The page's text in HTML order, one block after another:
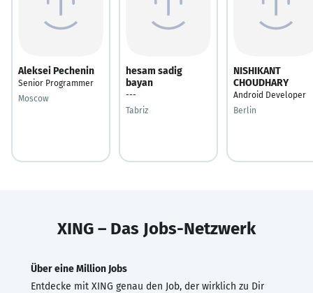
Aleksei Pechenin
Senior Programmer
Moscow
hesam sadig
bayan
---
Tabriz
NISHIKANT
CHOUDHARY
Android Developer
Berlin
XING – Das Jobs-Netzwerk
Über eine Million Jobs
Entdecke mit XING genau den Job, der wirklich zu Dir